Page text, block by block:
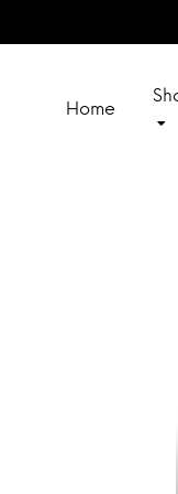
Home